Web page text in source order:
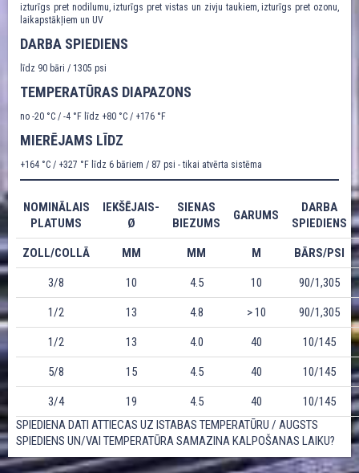
izturīgs pret nodilumu, izturīgs pret vistas un zivju taukiem, izturīgs pret ozonu,
laikapstākļiem un UV
DARBA SPIEDIENS
līdz 90 bāri / 1305 psi
TEMPERATŪRAS DIAPAZONS
no -20 °C / -4 °F līdz +80 °C / +176 °F
MIERĒJAMS LĪDZ
+164 °C / +327 °F līdz 6 bāriem / 87 psi - tikai atvērta sistēma
NOMINĀLAIS
PLATUMS
IEKŠĒJAIS-
Ø
SIENAS
BIEZUMS
GARUMS
DARBA
SPIEDIENS
ZOLL/COLLĀ MM MM M BĀRS/PSI
3/8 10 4.5 10 90/1,305
1/2 13 4.8 > 10 90/1,305
1/2 13 4.0 40 10/145
5/8 15 4.5 40 10/145
3/4 19 4.5 40
10/145
SPIEDIENA DATI ATTIECAS UZ ISTABAS TEMPERATŪRU / AUGSTS
SPIEDIENS UN/VAI TEMPERATŪRA SAMAZINA KALPOŠANAS LAIKU?